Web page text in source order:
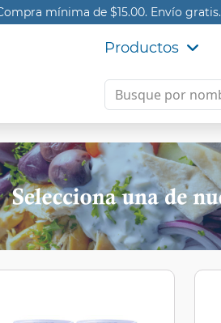
mínima de $15.00. Envío gratis.
Productos